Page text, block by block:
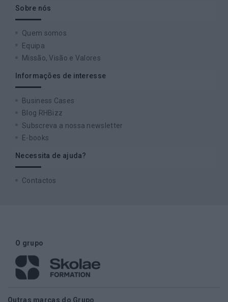
Sobre nós
Quem somos
Equipa
Missão, Visão e Valores
Informações de interesse
Business Cases
Blog RHBizz
Subscreva a nossa newsletter
E-books
Necessita de ajuda?
Contactos
O grupo
Outras marcas do Grupo